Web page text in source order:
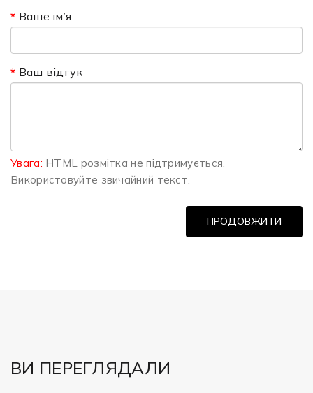
Ваше ім’я
Ваш відгук
Увага: HTML розмітка не підтримується.
Використовуйте звичайний текст.
ПРОДОВЖИТИ
ВИ ПЕРЕГЛЯДАЛИ